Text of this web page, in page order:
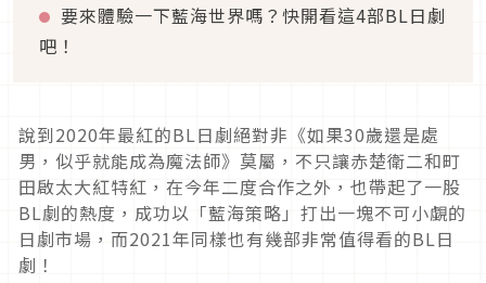
要來體驗一下藍海世界嗎？快開看這4部BL日劇
吧！
說到2020年最紅的BL日劇絕對非《如果30歲還是處
男，似乎就能成為魔法師》莫屬，不只讓赤楚衛二和町
田啟太大紅特紅，在今年二度合作之外，也帶起了一股
BL劇的熱度，成功以「藍海策略」打出一塊不可小覷的
日劇市場，而2021年同樣也有幾部非常值得看的BL日
劇！